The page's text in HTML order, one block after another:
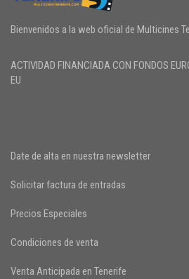
Bienvenidos a la web oficial de Multicines
ACTIVIDAD FINANCIADA CON FONDOS
EU
Date de alta en nuestra newsletter
Solicitar factura de entradas
Precios Especiales
Condiciones de venta
Venta Anticipada en Tenerife